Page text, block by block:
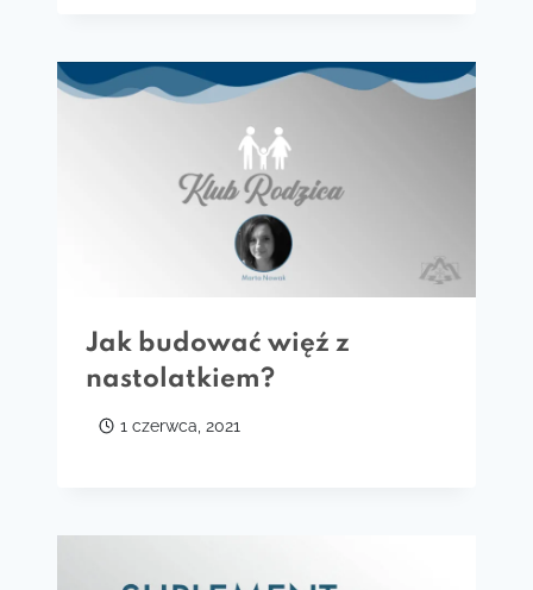
Jak budować więź z
nastolatkiem?
1 czerwca, 2021